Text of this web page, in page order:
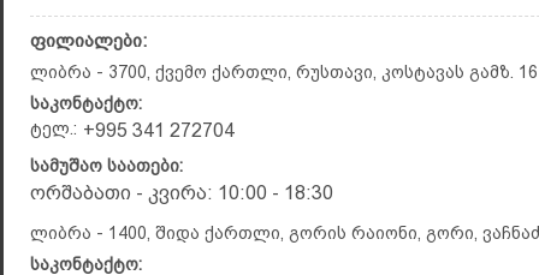
ფილიალები:
ლიბრა - 3700, ქვემო ქართლი, რუსთავი, კოსტავას გამზ. 16
საკონტაქტო:
ტელ.: +995 341 272704
სამუშაო საათები:
ორშაბათი - კვირა: 10:00 - 18:30
ლიბრა - 1400, შიდა ქართლი, გორის რაიონი, გორი,
საკონტაქტო: